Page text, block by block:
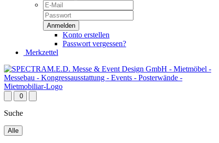
Konto erstellen
Passwort vergessen?
Merkzettel
0
Suche
Alle